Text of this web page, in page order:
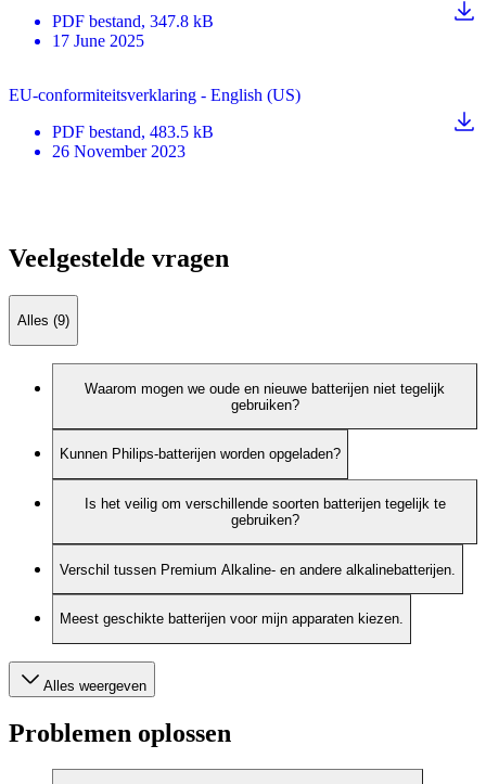
PDF bestand, 347.8 kB
17 June 2025
EU-conformiteitsverklaring - English (US)
PDF bestand, 483.5 kB
26 November 2023
Veelgestelde vragen
Alles (9)
Waarom mogen we oude en nieuwe batterijen niet tegelijk
gebruiken?
Kunnen Philips-batterijen worden opgeladen?
Is het veilig om verschillende soorten batterijen tegelijk te
gebruiken?
Verschil tussen Premium Alkaline- en andere alkalinebatterijen.
Meest geschikte batterijen voor mijn apparaten kiezen.
Alles weergeven
Problemen oplossen